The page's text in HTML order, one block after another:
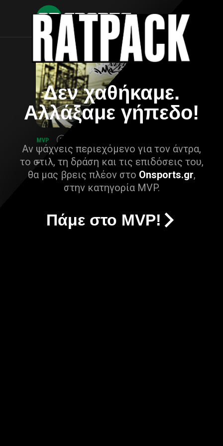
Δεν χαθήκαμε.
Αλλάξαμε γήπεδο!
Αν ψάχνεις περιεχόμενο για τον άντρα,
το στιλ, τη δράση και τις επιδόσεις του,
θα μας βρεις πλέον στο Onsports.gr,
στην κατηγορία MVP.
Πάμε στο MVP!